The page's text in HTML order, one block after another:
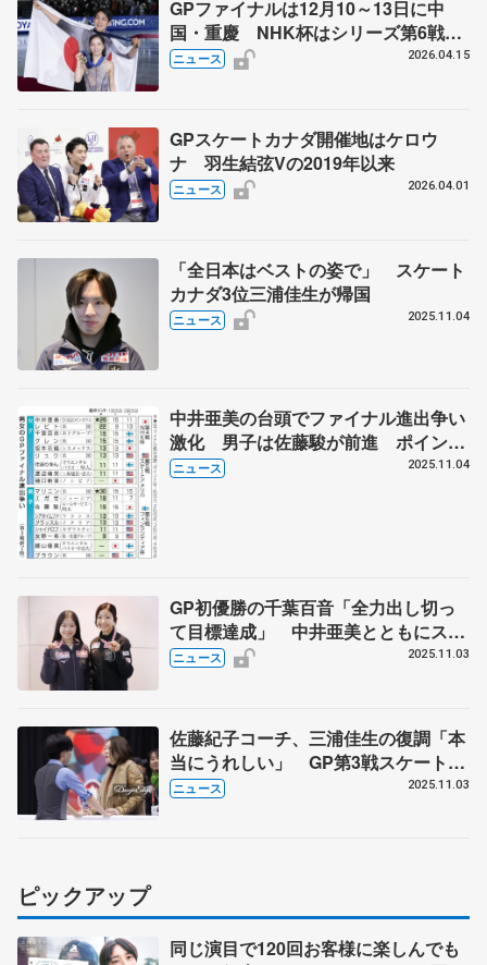
GPファイナルは12月10～13日に中
国・重慶 NHK杯はシリーズ第6戦、
11月27～29日に東京 2026～27年シ
ニュース 2026.04.15
GPスケートカナダ開催地はケロウ
ナ 羽生結弦Vの2019年以来
ニュース 2026.04.01
「全日本はベストの姿で」 スケート
カナダ3位三浦佳生が帰国
ニュース 2025.11.04
中井亜美の台頭でファイナル進出争い
激化 男子は佐藤駿が前進 ポイント
表とともにGP前半3戦を振り返る
ニュース 2025.11.04
GP初優勝の千葉百音「全力出し切っ
て目標達成」 中井亜美とともにスケ
ートカナダから帰国
ニュース 2025.11.03
佐藤紀子コーチ、三浦佳生の復調「本
当にうれしい」 GP第3戦スケートカ
ナダ
ニュース 2025.11.03
ピックアップ
同じ演目で120回お客様に楽しんでも